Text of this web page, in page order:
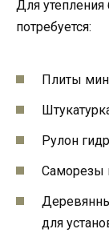
Для
потребуется:
Плиты
Рулон
Саморезы
для